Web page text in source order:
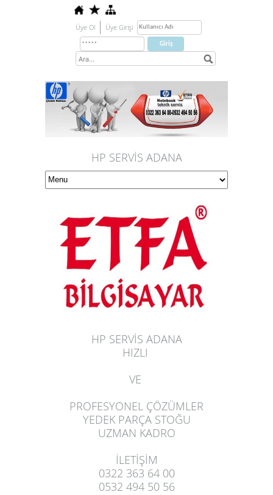
Üye Ol Üye Girişi
HP SERVİS ADANA
HP SERVİS ADANA
HIZLI
VE
PROFESYONEL ÇÖZÜMLER
YEDEK PARÇA STOĞU
UZMAN KADRO
İLETİŞİM
0322 363 64 00
0532 494 50 56